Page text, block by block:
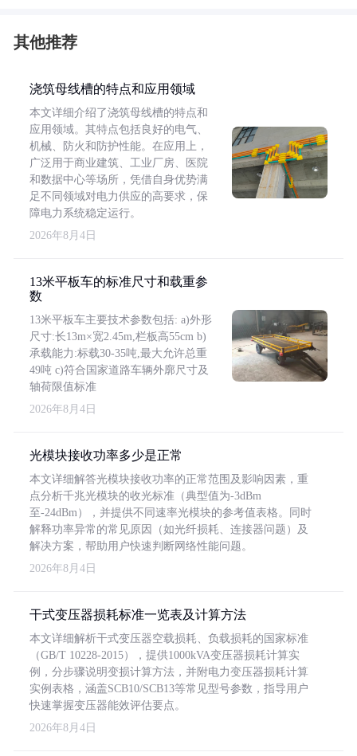
其他推荐
浇筑母线槽的特点和应用领域
本文详细介绍了浇筑母线槽的特点和
应用领域。其特点包括良好的电气、
机械、防火和防护性能。在应用上，
广泛用于商业建筑、工业厂房、医院
和数据中心等场所，凭借自身优势满
足不同领域对电力供应的高要求，保
障电力系统稳定运行。
2026年8月4日
13米平板车的标准尺寸和载重参
数
13米平板车主要技术参数包括: a)外形
尺寸:长13m×宽2.45m,栏板高55cm b)
承载能力:标载30-35吨,最大允许总重
49吨 c)符合国家道路车辆外廓尺寸及
轴荷限值标准
2026年8月4日
光模块接收功率多少是正常
本文详细解答光模块接收功率的正常范围及影响因素，重
点分析千兆光模块的收光标准（典型值为-3dBm
至-24dBm），并提供不同速率光模块的参考值表格。同时
解释功率异常的常见原因（如光纤损耗、连接器问题）及
解决方案，帮助用户快速判断网络性能问题。
2026年8月4日
干式变压器损耗标准一览表及计算方法
本文详细解析干式变压器空载损耗、负载损耗的国家标准
（GB/T 10228-2015），提供1000kVA变压器损耗计算实
例，分步骤说明变损计算方法，并附电力变压器损耗计算
实例表格，涵盖SCB10/SCB13等常见型号参数，指导用户
快速掌握变压器能效评估要点。
2026年8月4日